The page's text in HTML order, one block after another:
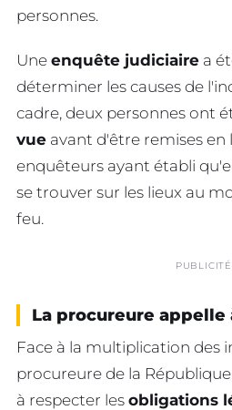
personnes.
Une enquête judiciaire a
déterminer les causes de
cadre, deux personnes ont
vue avant d'être remises en
enquêteurs ayant établi
se trouver sur les lieux au
feu.
PUBLICITÉ
La procureure appelle
Face à la multiplication des
procureure de la
à respecter les obligations